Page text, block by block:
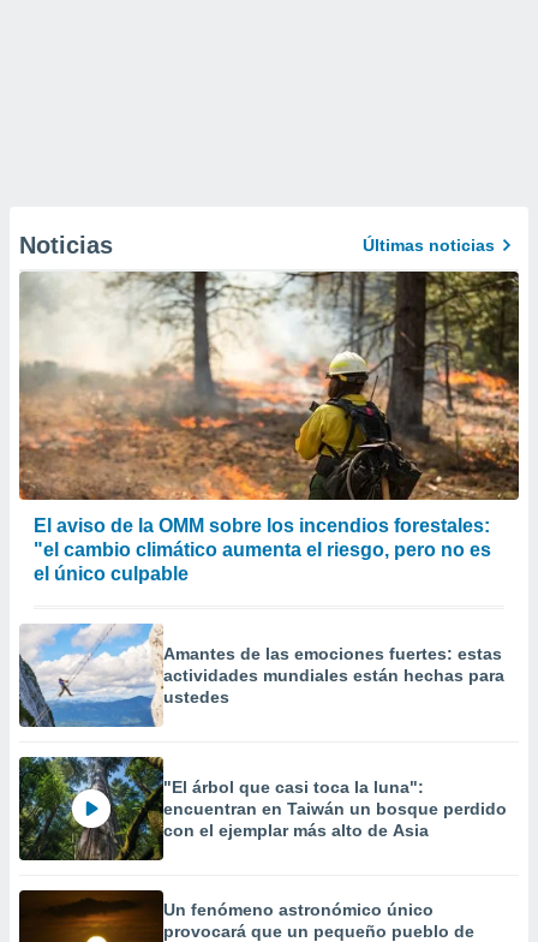
Noticias Últimas noticias
El aviso de la OMM sobre los incendios forestales:
"el cambio climático aumenta el riesgo, pero no es
el único culpable
Amantes de las emociones fuertes: estas
actividades mundiales están hechas para
ustedes
"El árbol que casi toca la luna":
encuentran en Taiwán un bosque perdido
con el ejemplar más alto de Asia
Un fenómeno astronómico único
provocará que un pequeño pueblo de